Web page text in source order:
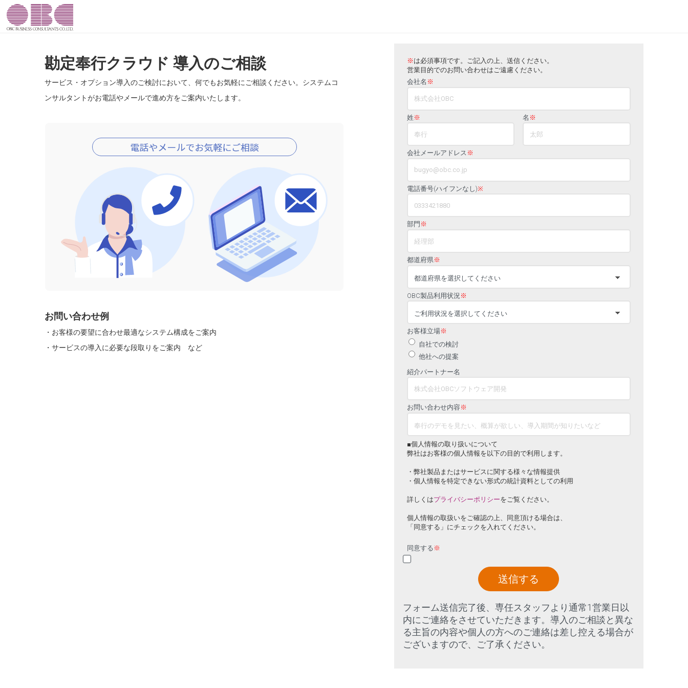
※ は必須事項です。ご記入の上、送信ください。
営業目的でのお問い合わせはご遠慮ください。
会社名 ※
姓 ※ 名 ※
会社メールアドレス ※
電話番号(ハイフンなし)※
部門 ※
都道府県※
OBC製品利用状況 ※
お客様立場※
自社での検討
他社への提案
紹介パートナー名
お問い合わせ内容 ※
■個人情報の取り扱いについて
弊社はお客様の個人情報を以下の目的で利用します。
・弊社製品またはサービスに関する様々な情報提供
・個人情報を特定できない形式の統計資料としての利用
詳しくはプライバシーポリシーをご覧ください。
個人情報の取扱いをご確認の上、同意頂ける場合は、
「同意する」にチェックを入れてください。
同意する ※
送信する
フォーム送信完了後、専任スタッフより通常1営業日以
内にご連絡をさせていただきます。導入のご相談と異な
る主旨の内容や個人の方へのご連絡は差し控える場合が
ございますので、ご了承ください。
勘定奉行クラウド 導入のご相談
サービス・オプション導入のご検討において、何でもお気軽にご相談ください。システムコ
ンサルタントがお電話やメールで進め方をご案内いたします。
お問い合わせ例
・お客様の要望に合わせ最適なシステム構成をご案内
・サービスの導入に必要な段取りをご案内 など